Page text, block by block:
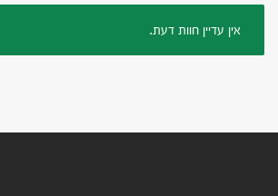
אין עדיין חוות דעת.